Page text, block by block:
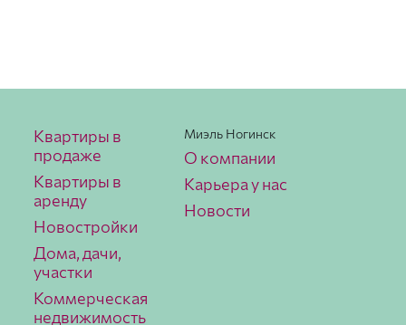
Квартиры в
продаже
Квартиры в
аренду
Новостройки
Дома, дачи,
участки
Коммерческая
недвижимость
Миэль Ногинск
О компании
Карьера у нас
Новости